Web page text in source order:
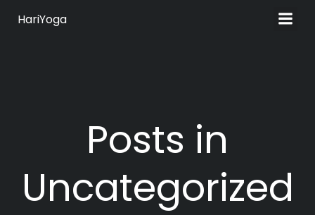
HariYoga
Posts in
Uncategorized